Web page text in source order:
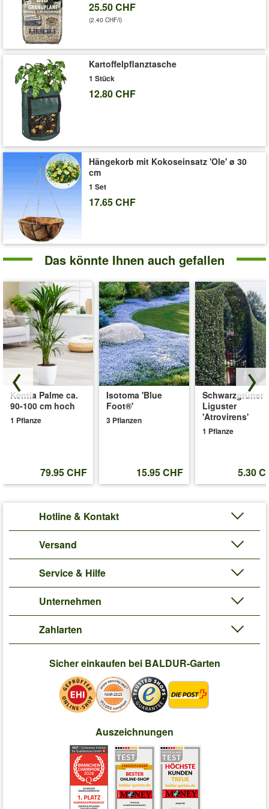
25.50 CHF
(2.40 CHF/l)
Kartoffelpflanztasche
1 Stück
12.80 CHF
Hängekorb mit Kokoseinsatz 'Ole' ø 30
cm
1 Set
17.65 CHF
Das könnte Ihnen auch gefallen
Kentia Palme ca.
90-100 cm hoch
1 Pflanze
79.95 CHF
Isotoma 'Blue
Foot®'
3 Pflanzen
15.95 CHF
Schwarzgrüner
Liguster
'Atrovirens'
1 Pflanze
5.30
Hotline & Kontakt
Versand
Service & Hilfe
Unternehmen
Zahlarten
Sicher einkaufen bei BALDUR-Garten
Auszeichnungen